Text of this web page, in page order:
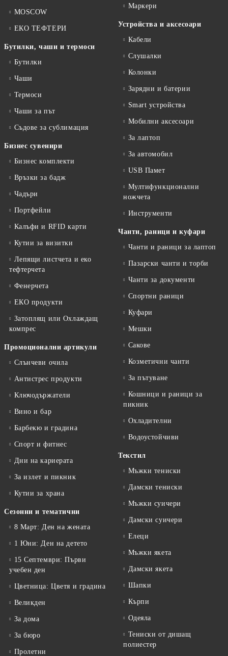
MOSCOW
ЕКО ТЕФТЕРИ
Бутилки, чаши и термоси
Бутилки
Чаши
Термоси
Чаши за път
Съдове за сублимация
Бизнес сувенири
Бизнес комплекти
Връзки за бадж
Чадъри
Портфейли
Калъфи и RFID карти
Кутии за визитки
Лепящи листчета и еко
тефтeрчета
Фенерчета
ЕКО продукти
Затоплящ или Охлаждащ
компрес
Промоционални артикули
Слънчеви очила
Антистрес продукти
Ключодържатели
Вино и бар
Барбекю и градина
Спорт и фитнес
Дни на кариерата
За излет и пикник
Кутии за храна
Сезонни и тематични
8 Март: Ден на жената
1 Юни: Ден на детето
15 Септември: Първи
учебен ден
Цветница: Цветя и градина
Великден
За дома
За бюро
Пролетни
Маркери
Устройства и аксесоари
Кабели
Слушалки
Колонки
Зарядни и батерии
Smart устройства
Мобилни аксесоари
За лаптоп
За автомобил
USB Памет
Мултифункционални
ножчета
Инструменти
Чанти, раници и куфари
Чанти и раници за лаптоп
Пазарски чанти и торби
Чанти за документи
Спортни раници
Куфари
Мешки
Сакове
Козметични чанти
За пътуване
Кошници и раници за
пикник
Охладителни
Водоустойчиви
Текстил
Мъжки тениски
Дамски тениски
Мъжки суичери
Дамски суичери
Елеци
Мъжки якета
Дамски якета
Шапки
Кърпи
Одеяла
Тениски от дишащ
полиестер